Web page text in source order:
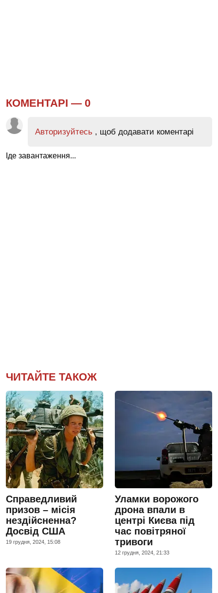
КОМЕНТАРІ — 0
Авторизуйтесь , щоб додавати коментарі
Іде завантаження...
ЧИТАЙТЕ ТАКОЖ
Справедливий
призов – місія
нездійсненна?
Досвід США
19 грудня, 2024, 15:08
Уламки ворожого
дрона впали в
центрі Києва під
час повітряної
тривоги
12 грудня, 2024, 21:33